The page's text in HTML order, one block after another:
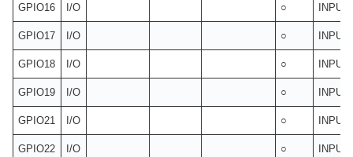
GPIO16 I/O ○ INPUT
GPIO17 I/O ○ INPUT
GPIO18 I/O ○ INPUT
GPIO19 I/O ○ INPUT
GPIO21 I/O ○ INPUT
GPIO22 I/O ○ INPUT